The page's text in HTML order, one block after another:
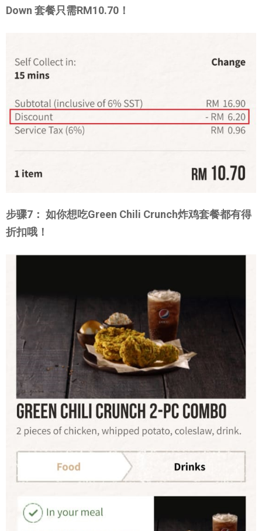
Down 套餐只需RM10.70！
步骤7： 如你想吃Green Chili Crunch炸鸡套餐都有得
折扣哦！